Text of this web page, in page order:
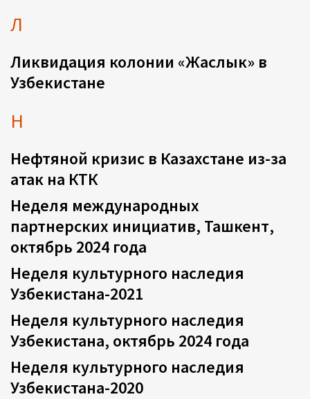
Л
Ликвидация колонии «Жаслык» в
Узбекистане
Н
Нефтяной кризис в Казахстане из-за
атак на КТК
Неделя международных
партнерских инициатив, Ташкент,
октябрь 2024 года
Неделя культурного наследия
Узбекистана-2021
Неделя культурного наследия
Узбекистана, октябрь 2024 года
Неделя культурного наследия
Узбекистана-2020